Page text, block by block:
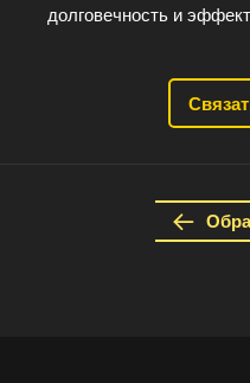
долговечность и